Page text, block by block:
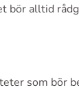
bör alltid
som bör